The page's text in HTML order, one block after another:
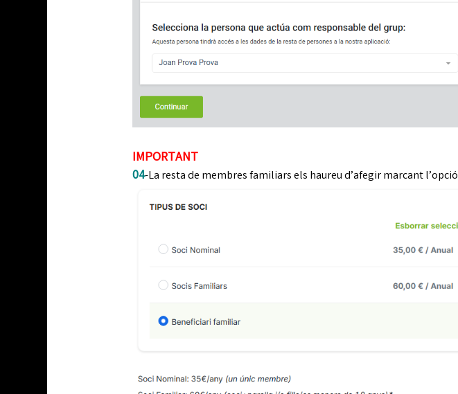
IMPORTANT
04-La resta de membres familiars els haureu d’afegir marcant l’opció